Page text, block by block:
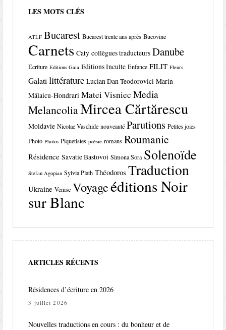
LES MOTS CLÉS
ATLF Bucarest Bucarest trente ans après Bucovine
Carnets Caty collègues traducteurs Danube
Ecriture Editions Gaia Editions Inculte Enfance FILIT Fleurs
Galati littérature Lucian Dan Teodorovici Marin
Mălaicu-Hondrari Matei Visniec Media
MelancoliaMircea Cărtărescu
Moldavie Nicolae Vaschide nouveauté Parutions Petites joies
Photo Photos Piquetistes poésie romans Roumanie
Résidence Savatie Bastovoi Simona Sora Solenoïde
Stefan Agopian Sylvia Plath Théodoros Traduction
Ukraine Venise Voyageéditions Noir
sur Blanc
ARTICLES RÉCENTS
Résidences d’écriture en 2026
3 juillet 2026
Nouvelles traductions en cours : du bonheur et de